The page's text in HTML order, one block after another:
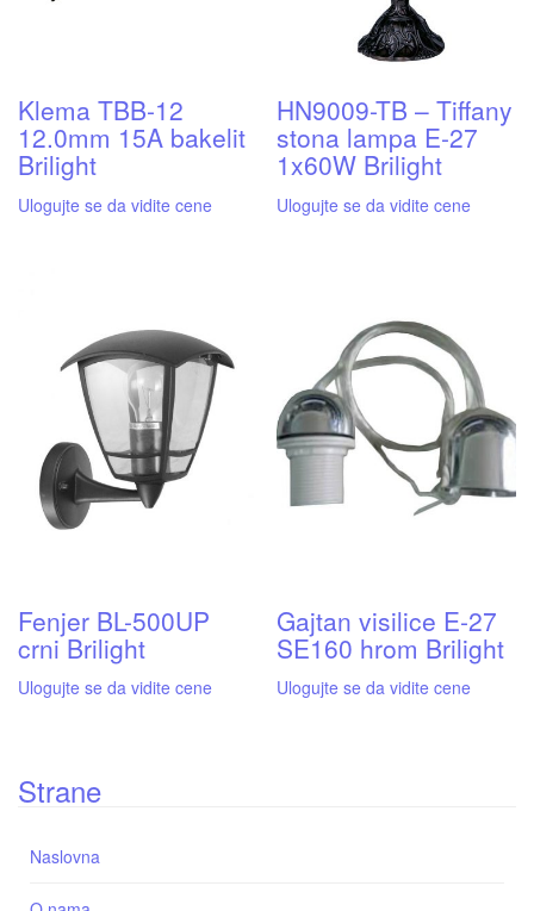
Klema TBB-12
12.0mm 15A bakelit
Brilight
Ulogujte se da vidite cene
HN9009-TB – Tiffany
stona lampa E-27
1x60W Brilight
Ulogujte se da vidite cene
Fenjer BL-500UP
crni Brilight
Ulogujte se da vidite cene
Gajtan visilice E-27
SE160 hrom Brilight
Ulogujte se da vidite cene
Strane
Naslovna